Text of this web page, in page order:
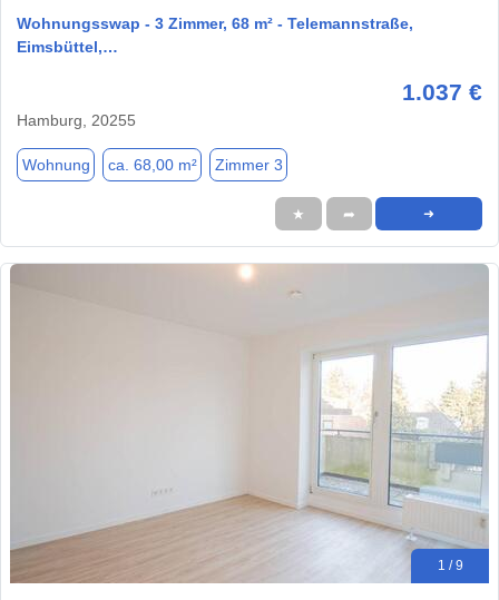
Wohnungsswap - 3 Zimmer, 68 m² - Telemannstraße,
Eimsbüttel,…
1.037 €
Hamburg, 20255
Wohnung ca. 68,00 m² Zimmer 3
★ ➦ ➜
1 / 9